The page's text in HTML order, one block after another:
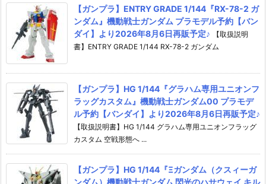
【ガンプラ】ENTRY GRADE 1/144『RX-78-2 ガ
ンダム』機動戦士ガンダム プラモデル予約【バン
ダイ】より2026年8月6日再販予定♪
【取扱説明
書】ENTRY GRADE 1/144 RX-78-2 ガンダム
【ガンプラ】HG 1/144『グラハム専用ユニオンフ
ラッグカスタム』機動戦士ガンダム00 プラモデ
ル予約【バンダイ】より2026年8月6日再販予定♪
【取扱説明書】HG 1/144 グラハム専用ユニオンフラッグ
カスタム 空戦形態へ ...
【ガンプラ】HG 1/144『Ξガンダム（クスィーガ